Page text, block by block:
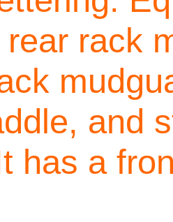
rear rack
and
has a